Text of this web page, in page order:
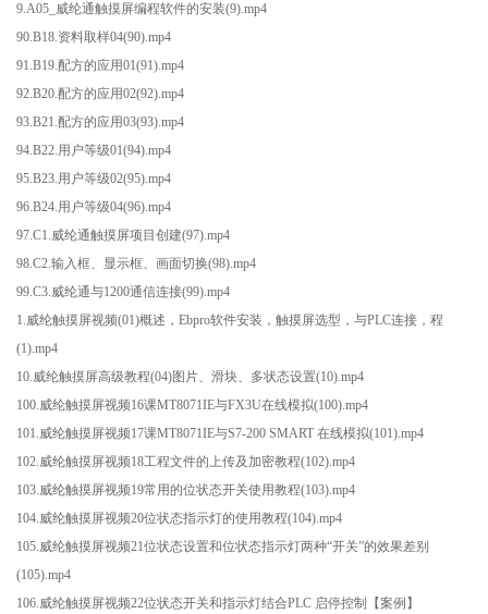
9.A05_威纶通触摸屏编程软件的安装(9).mp4
90.B18.资料取样04(90).mp4
91.B19.配方的应用01(91).mp4
92.B20.配方的应用02(92).mp4
93.B21.配方的应用03(93).mp4
94.B22.用户等级01(94).mp4
95.B23.用户等级02(95).mp4
96.B24.用户等级04(96).mp4
97.C1.威纶通触摸屏项目创建(97).mp4
98.C2.输入框、显示框、画面切换(98).mp4
99.C3.威纶通与1200通信连接(99).mp4
1.威纶触摸屏视频(01)概述，Ebpro软件安装，触摸屏选型，与PLC连接，程
(1).mp4
10.威纶触摸屏高级教程(04)图片、滑块、多状态设置(10).mp4
100.威纶触摸屏视频16课MT8071IE与FX3U在线模拟(100).mp4
101.威纶触摸屏视频17课MT8071IE与S7-200 SMART 在线模拟(101).mp4
102.威纶触摸屏视频18工程文件的上传及加密教程(102).mp4
103.威纶触摸屏视频19常用的位状态开关使用教程(103).mp4
104.威纶触摸屏视频20位状态指示灯的使用教程(104).mp4
105.威纶触摸屏视频21位状态设置和位状态指示灯两种“开关”的效果差别
(105).mp4
106.威纶触摸屏视频22位状态开关和指示灯结合PLC 启停控制【案例】